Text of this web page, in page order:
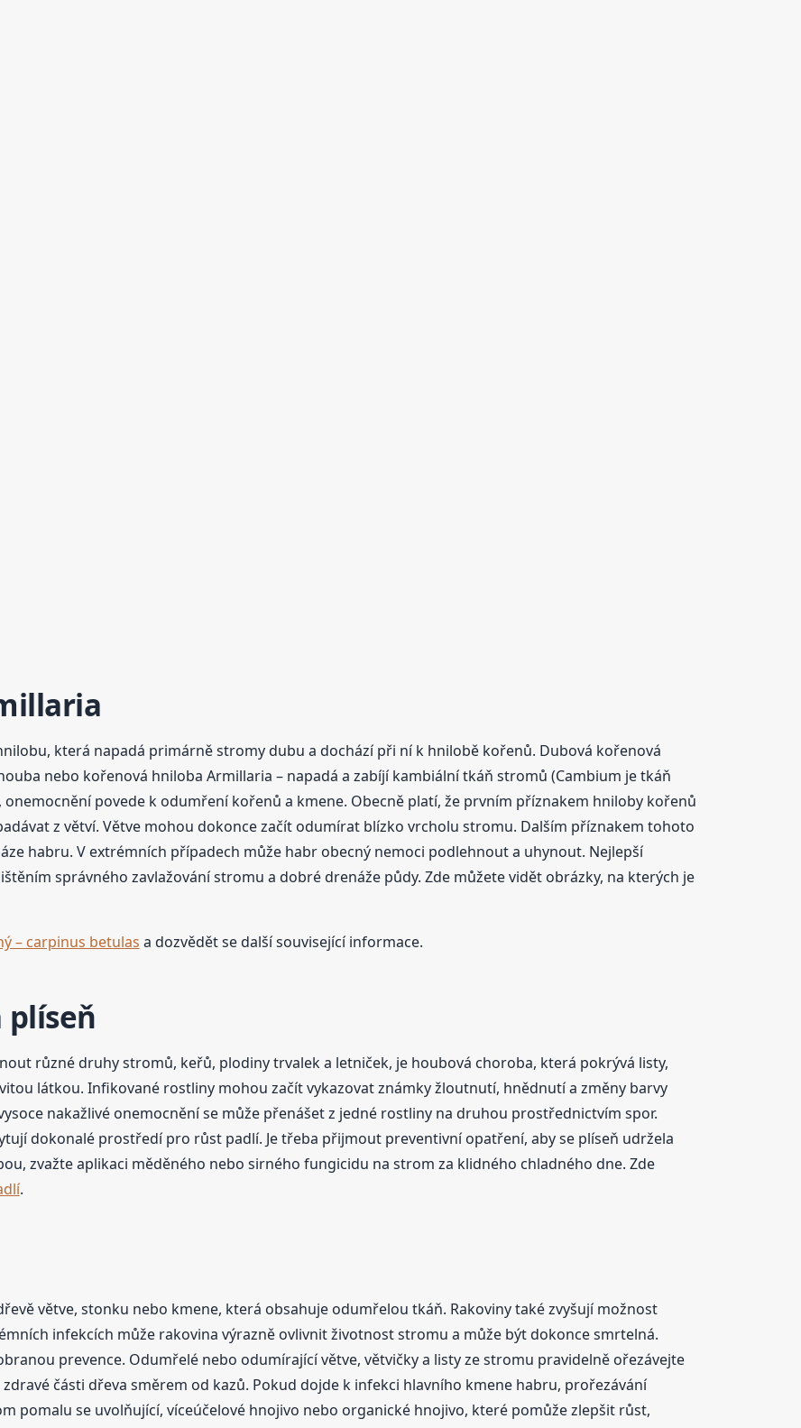
která napadá primárně stromy dubu a dochází při ní k hnilobě kořenů. Dubová kořenová
nebo kořenová hniloba Armillaria – napadá a zabíjí kambiální tkáň stromů (Cambium je tkáň
povede k odumření kořenů a kmene. Obecně platí, že prvním příznakem hniloby kořenů
z větví. Větve mohou dokonce začít odumírat blízko vrcholu stromu. Dalším příznakem tohoto
habru. V extrémních případech může habr obecný nemoci podlehnout a uhynout. Nejlepší
správného zavlažování stromu a dobré drenáže půdy. Zde můžete vidět obrázky, na kterých je
– carpinus betulas a dozvědět se další související informace.
plíseň
různé druhy stromů, keřů, plodiny trvalek a letniček, je houbová choroba, která pokrývá listy,
látkou. Infikované rostliny mohou začít vykazovat známky žloutnutí, hnědnutí a změny barvy
nakažlivé onemocnění se může přenášet z jedné rostliny na druhou prostřednictvím spor.
dokonalé prostředí pro růst padlí. Je třeba přijmout preventivní opatření, aby se plíseň udržela
zvažte aplikaci měděného nebo sirného fungicidu na strom za klidného chladného dne. Zde
.
větve, stonku nebo kmene, která obsahuje odumřelou tkáň. Rakoviny také zvyšují možnost
infekcích může rakovina výrazně ovlivnit životnost stromu a může být dokonce smrtelná.
prevence. Odumřelé nebo odumírající větve, větvičky a listy ze stromu pravidelně ořezávejte
části dřeva směrem od kazů. Pokud dojde k infekci hlavního kmene habru, prořezávání
pomalu se uvolňující, víceúčelové hnojivo nebo organické hnojivo, které pomůže zlepšit růst,